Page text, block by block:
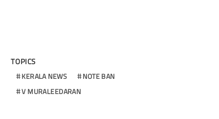
TOPICS
KERALA NEWS
NOTE BAN
V MURALEEDARAN